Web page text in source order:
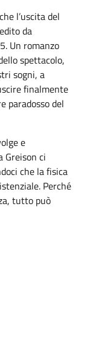
l’uscita del
da
Un romanzo
spettacolo,
sogni, a
finalmente
paradosso del
e
Greison ci
che la fisica
Perché
tutto può